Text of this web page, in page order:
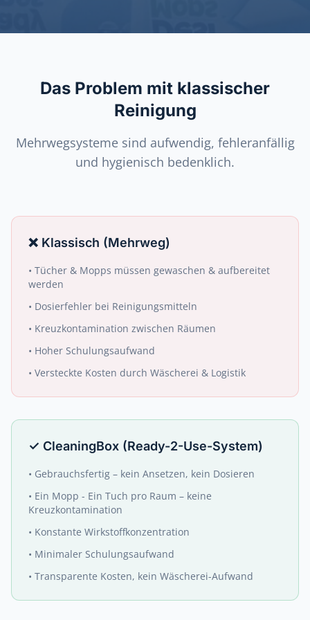
Das Problem mit klassischer
Reinigung
Mehrwegsysteme sind aufwendig, fehleranfällig
und hygienisch bedenklich.
❌ Klassisch (Mehrweg)
• Tücher & Mopps müssen gewaschen & aufbereitet
werden
• Dosierfehler bei Reinigungsmitteln
• Kreuzkontamination zwischen Räumen
• Hoher Schulungsaufwand
• Versteckte Kosten durch Wäscherei & Logistik
✓ CleaningBox (Ready-2-Use-System)
• Gebrauchsfertig – kein Ansetzen, kein Dosieren
• Ein Mopp - Ein Tuch pro Raum – keine
Kreuzkontamination
• Konstante Wirkstoffkonzentration
• Minimaler Schulungsaufwand
• Transparente Kosten, kein Wäscherei-Aufwand